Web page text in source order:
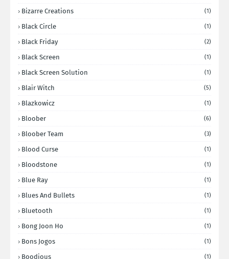
Bizarre Creations (1)
Black Circle (1)
Black Friday (2)
Black Screen (1)
Black Screen Solution (1)
Blair Witch (5)
Blazkowicz (1)
Bloober (6)
Bloober Team (3)
Blood Curse (1)
Bloodstone (1)
Blue Ray (1)
Blues And Bullets (1)
Bluetooth (1)
Bong Joon Ho (1)
Bons Jogos (1)
Boodious (1)